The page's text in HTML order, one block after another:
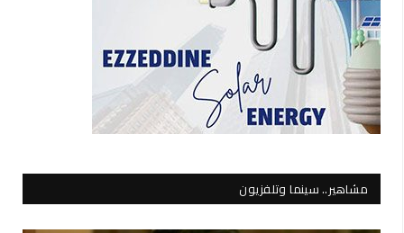
مشاهير.. سينما وتلفزيون